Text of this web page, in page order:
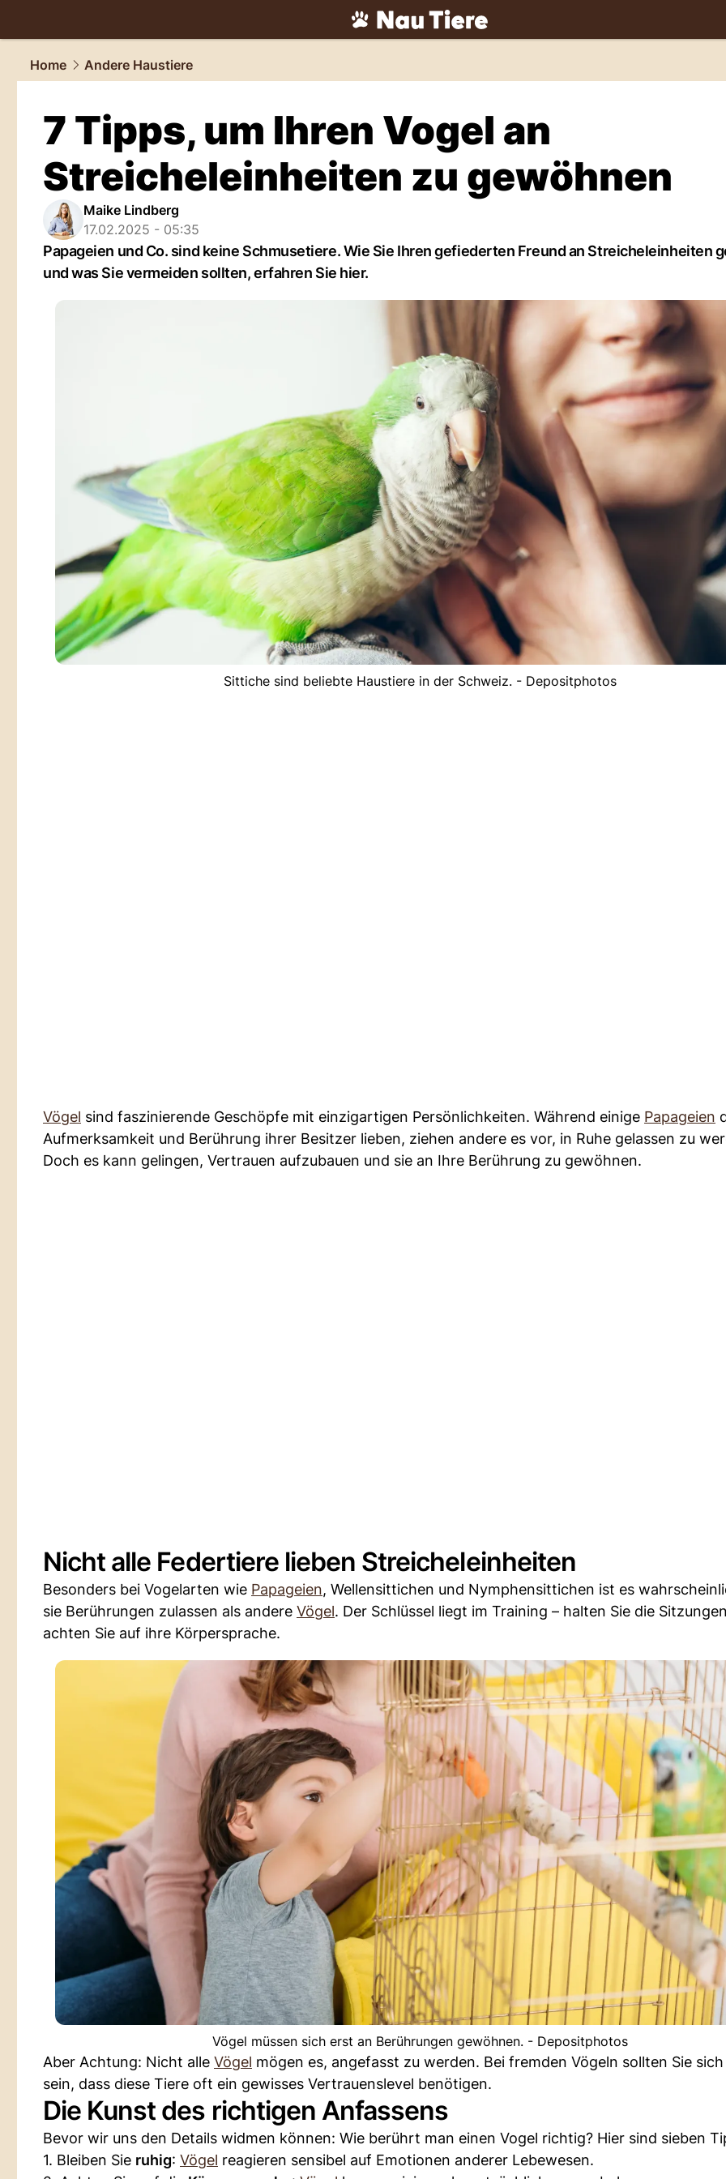
tiere.NAU.ch
Home
Andere Haustiere
7 Tipps, um Ihren Vogel an
Streicheleinheiten zu gewöhnen
Maike Lindberg
17.02.2025 - 05:35
Papageien und Co. sind keine Schmusetiere. Wie Sie Ihren gefiederten Freund an Streicheleinheiten
und was Sie vermeiden sollten, erfahren Sie hier.
Sittiche sind beliebte Haustiere in der Schweiz. - Depositphotos
Vögel sind faszinierende Geschöpfe mit einzigartigen Persönlichkeiten. Während einige Papageien
Aufmerksamkeit und Berührung ihrer Besitzer lieben, ziehen andere es vor, in Ruhe gelassen zu
Doch es kann gelingen, Vertrauen aufzubauen und sie an Ihre Berührung zu gewöhnen.
Nicht alle Federtiere lieben Streicheleinheiten
Besonders bei Vogelarten wie Papageien, Wellensittichen und Nymphensittichen ist es
sie Berührungen zulassen als andere Vögel. Der Schlüssel liegt im Training – halten Sie die
achten Sie auf ihre Körpersprache.
Vögel müssen sich erst an Berührungen gewöhnen. - Depositphotos
Aber Achtung: Nicht alle Vögel mögen es, angefasst zu werden. Bei fremden Vögeln sollten Sie
sein, dass diese Tiere oft ein gewisses Vertrauenslevel benötigen.
Die Kunst des richtigen Anfassens
Bevor wir uns den Details widmen können: Wie berührt man einen Vogel richtig? Hier sind sieben
1. Bleiben Sie ruhig: Vögel reagieren sensibel auf Emotionen anderer Lebewesen.